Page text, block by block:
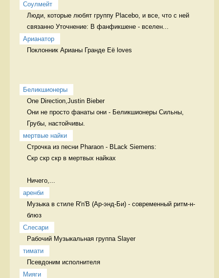
Соулмейт
Люди, которые любят группу Placebo, и все, что с ней
связанно Уточнение: В фанфикшене - вселен...
Арианатор
Поклонник Арианы Гранде Её loves
Беликшионеры
One Direction,Justin Bieber
Они не просто фанаты они - Беликшионеры Сильны,
Грубы, настойчивы.
мертвые найки
Строчка из песни Pharaon - BLack Siemens:
Скр скр скр в мертвых найках
Ничего,...
аренби
Музыка в стиле R'n'B (Ар-энд-Би) - современный ритм-н-
блюз
Слесари
Рабочий Музыкальная группа Slayer
тимати
Псевдоним исполнителя
Мияги